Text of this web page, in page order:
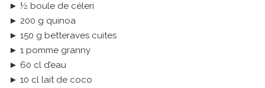
► ½ boule de céleri
► 200 g quinoa
► 150 g betteraves cuites
► 1 pomme granny
► 60 cl d’eau
► 10 cl lait de coco